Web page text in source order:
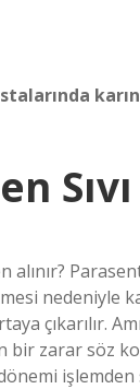
alınır?
nedeniyle
çıkarılır.
bir zarar söz
işlemden